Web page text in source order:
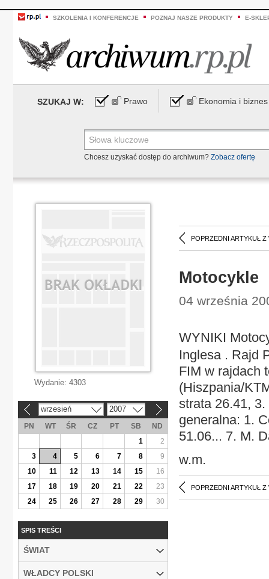
SZKOLENIA I KONFERENCJE POZNAJ NASZE PRODUKTY E-
SZUKAJ W: Prawo Ekonomia i biznes
Chcesz uzyskać dostęp do archiwum? Zobacz ofertę
POPRZEDNI ARTYKUŁ Z
Motocykle
04 września
WYNIKI
Inglesa . Rajd
FIM w rajdach
(Hiszpania/
strata 26.41,
generalna: 1.
51.06... 7. M.
w.m.
POPRZEDNI ARTYKUŁ Z
Wydanie: 4303
wrzesień 2007
PN WT ŚR CZ PT SB
ND
1
2
3
4 5 6 7 8
9
10
11 12 13 14 15
16
17
18 19 20 21 22
23
24
25 26 27 28 29 30
SPIS TREŚCI
ŚWIAT
WŁADCY POLSKI